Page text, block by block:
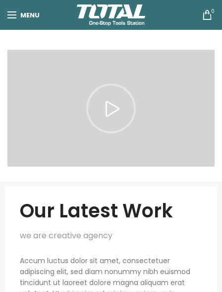
MENU 0
Our Latest Work
we are creative agency
Accum luctus dolor sit amet, consectetuer
adipiscing elit, sed diam nonummy nibh euismod
tincidunt ut laoreet dolore magna aliquam erat